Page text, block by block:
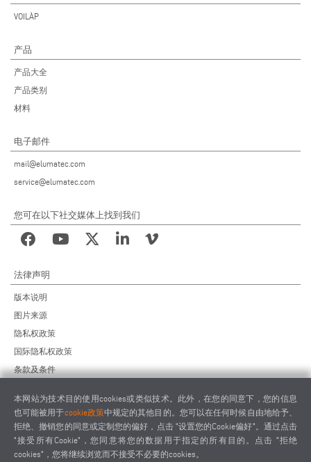
VOILÀP
产品
产品大全
产品类别
材料
电子邮件
mail@elumatec.com
service@elumatec.com
您可在以下社交媒体上找到我们
法律声明
版本说明
图片来源
隐私权政策
国际隐私权政策
条款及条件
供应商行为准则
本网站为技术目的使用cookies或类似技术。此外，在您的同意下，您的信息
也可能被用于cookie政策中规定的其他目的。您可以在任何时候自由地给予、
拒绝、撤销您的同意或定制您的偏好，点击 "设置您的Cookie偏好"。通过点击
"接受所有Cookie"，您同意将您的数据用于指定的所有目的。点击 "拒绝
cookies"，您将继续浏览而不接受不必要的cookies。